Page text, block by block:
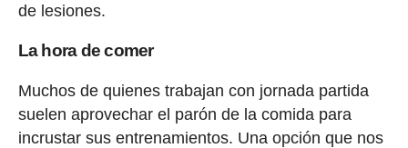
de lesiones.
La hora de comer
Muchos de quienes trabajan con jornada partida
suelen aprovechar el parón de la comida para
incrustar sus entrenamientos. Una opción que nos